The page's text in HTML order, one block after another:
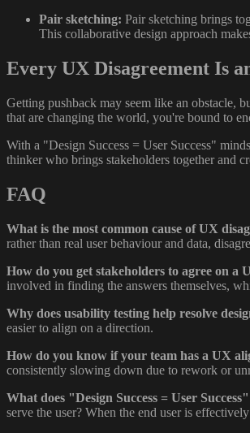
Pair sketching: Pair sketching brings
This collaborative design approach
Every UX Disagreement Is
Getting pushback may seem like an obstacle,
that are changing the world, you're bound to
With a "Design Success = User Success"
thinker who brings stakeholders together and
FAQ
What is the most common cause of UX
rather than real user behaviour and data,
How do you get stakeholders to agree on a
involved in finding the answers themselves,
Why does usability testing help resolve
easier to align on a direction.
How do you know if your team has a UX
consistently slowing down due to rework or
What does "Design Success = User
serve the user? When the end user is